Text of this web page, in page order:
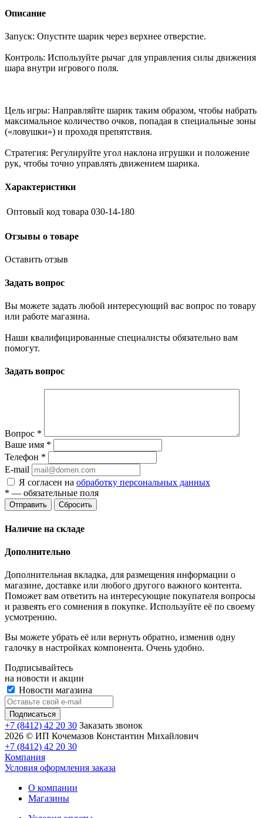
Описание
Запуск: Опустите шарик через верхнее отверстие.
Контроль: Используйте рычаг для управления силы движения
шара внутри игрового поля.
Цель игры: Направляйте шарик таким образом, чтобы набрать
максимальное количество очков, попадая в специальные зоны
(«ловушки») и проходя препятствия.
Стратегия: Регулируйте угол наклона игрушки и положение
рук, чтобы точно управлять движением шарика.
Характеристики
Оптовый код товара 030-14-180
Отзывы о товаре
Оставить отзыв
Задать вопрос
Вы можете задать любой интересующий вас вопрос по товару
или работе магазина.
Наши квалифицированные специалисты обязательно вам
помогут.
Задать вопрос
Вопрос *
Ваше имя *
Телефон *
E-mail
Я согласен на обработку персональных данных
* — обязательные поля
Отправить Сбросить
Наличие на складе
Дополнительно
Дополнительная вкладка, для размещения информации о
магазине, доставке или любого другого важного контента.
Поможет вам ответить на интересующие покупателя вопросы
и развеять его сомнения в покупке. Используйте её по своему
усмотрению.
Вы можете убрать её или вернуть обратно, изменив одну
галочку в настройках компонента. Очень удобно.
Подписывайтесь
на новости и акции
Новости магазина
+7 (8412) 42 20 30 Заказать звонок
2026 © ИП Кочемазов Константин Михайлович
+7 (8412) 42 20 30
Компания
Условия оформления заказа
О компании
Магазины